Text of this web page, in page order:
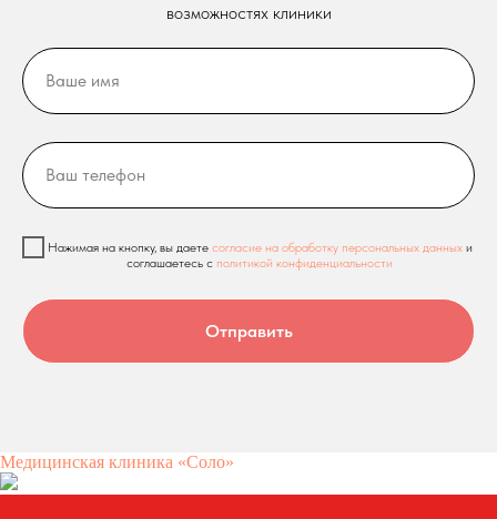
возможностях клиники
Нажимая на кнопку, вы даете согласие на обработку персональных данных и
соглашаетесь c политикой конфиденциальности
Отправить
Медицинская клиника «Соло»